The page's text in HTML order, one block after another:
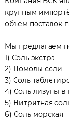
крупным
объем поставок
Мы предлагаем
1) Соль экстра
2) Помолы соли
3) Соль
4) Соль лизуны в
5) Нитритная
6) Соль морская